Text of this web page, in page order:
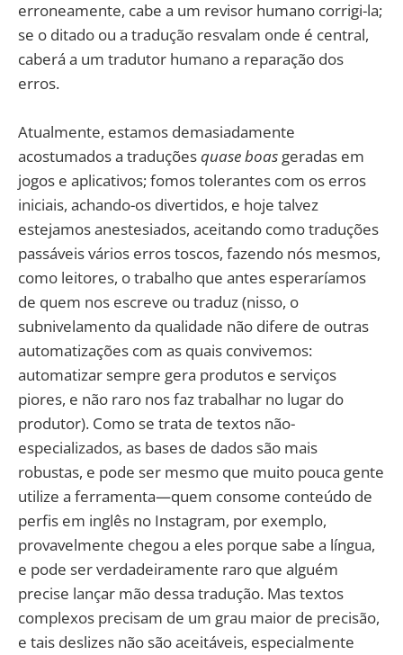
erroneamente, cabe a um revisor humano corrigi-la;
se o ditado ou a tradução resvalam onde é central,
caberá a um tradutor humano a reparação dos
erros.
Atualmente, estamos demasiadamente
acostumados a traduçõesquase boas geradas em
jogos e aplicativos; fomos tolerantes com os erros
iniciais, achando-os divertidos, e hoje talvez
estejamos anestesiados, aceitando como traduções
passáveis vários erros toscos, fazendo nós mesmos,
como leitores, o trabalho que antes esperaríamos
de quem nos escreve ou traduz (nisso, o
subnivelamento da qualidade não difere de outras
automatizações com as quais convivemos:
automatizar sempre gera produtos e serviços
piores, e não raro nos faz trabalhar no lugar do
produtor). Como se trata de textos não-
especializados, as bases de dados são mais
robustas, e pode ser mesmo que muito pouca gente
utilize a ferramenta—quem consome conteúdo de
perfis em inglês no Instagram, por exemplo,
provavelmente chegou a eles porque sabe a língua,
e pode ser verdadeiramente raro que alguém
precise lançar mão dessa tradução. Mas textos
complexos precisam de um grau maior de precisão,
e tais deslizes não são aceitáveis, especialmente